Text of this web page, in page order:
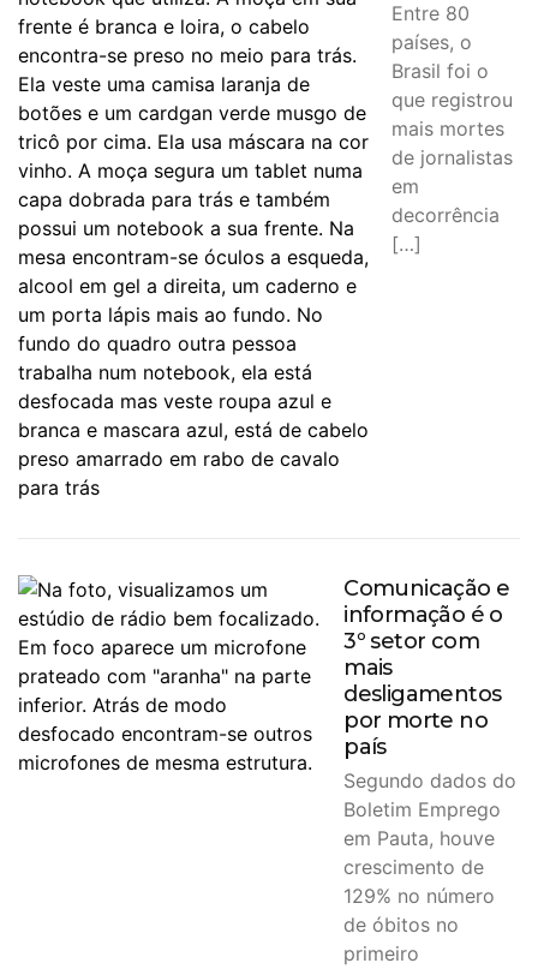
Entre 80
países, o
Brasil foi o
que registrou
mais mortes
de jornalistas
em
decorrência
[…]
Comunicação e
informação é o
3º setor com
mais
desligamentos
por morte no
país
Segundo dados do
Boletim Emprego
em Pauta, houve
crescimento de
129% no número
de óbitos no
primeiro